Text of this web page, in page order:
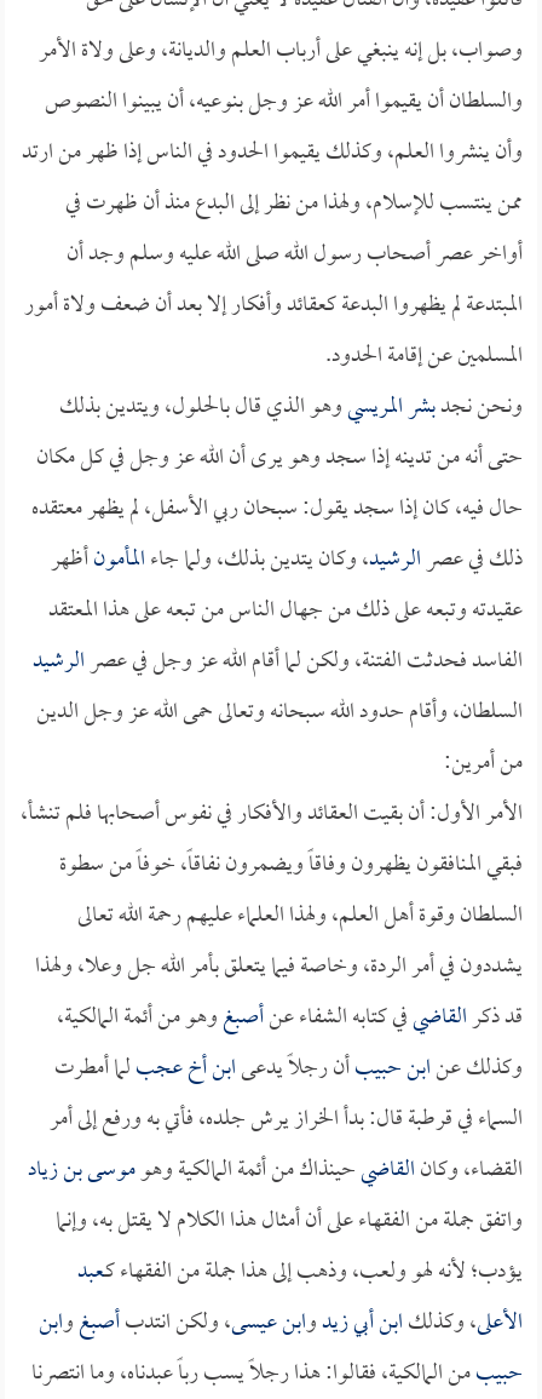
وصواب، بل إنه ينبغي على أرباب العلم والديانة، وعلى ولاة الأمر
والسلطان أن يقيموا أمر الله عز وجل بنوعيه، أن يبينوا النصوص
وأن ينشروا العلم، وكذلك يقيموا الحدود في الناس إذا ظهر من ارتد
ممن ينتسب للإسلام، ولهذا من نظر إلى البدع منذ أن ظهرت في
أواخر عصر أصحاب رسول الله صلى الله عليه وسلم وجد أن
المبتدعة لم يظهروا البدعة كعقائد وأفكار إلا بعد أن ضعف ولاة أمور
المسلمين عن إقامة الحدود.
ونحن نجدبشر المريسيوهو الذي قال بالحلول، ويتدين بذلك
حتى أنه من تدينه إذا سجد وهو يرى أن الله عز وجل في كل مكان
حال فيه، كان إذا سجد يقول: سبحان ربي الأسفل، لم يظهر معتقده
ذلك في عصرالرشيد، وكان يتدين بذلك، ولما جاءالمأمونأظهر
عقيدته وتبعه على ذلك من جهال الناس من تبعه على هذا المعتقد
الفاسد فحدثت الفتنة، ولكن لما أقام الله عز وجل في عصرالرشيد
السلطان، وأقام حدود الله سبحانه وتعالى حمى الله عز وجل الدين
من أمرين:
الأمر الأول: أن بقيت العقائد والأفكار في نفوس أصحابها فلم تنشأ،
فبقي المنافقون يظهرون وفاقاً ويضمرون نفاقاً، خوفاً من سطوة
السلطان وقوة أهل العلم، ولهذا العلماء عليهم رحمة الله تعالى
يشددون في أمر الردة، وخاصة فيما يتعلق بأمر الله جل وعلا، ولهذا
قد ذكرالقاضيفي كتابه الشفاء عنأصبغوهو من أئمة المالكية،
وكذلك عنابن حبيبأن رجلاً يدعىابن أخ عجبلما أمطرت
السماء في قرطبة قال: بدأ الخراز يرش جلده، فأتي به ورفع إلى أمر
القضاء، وكانالقاضيحينذاك من أئمة المالكية وهوموسى بن زياد
واتفق جملة من الفقهاء على أن أمثال هذا الكلام لا يقتل به، وإنما
يؤدب؛ لأنه لهو ولعب، وذهب إلى هذا جملة من الفقهاء كـعبد
الأعلى، وكذلكابن أبي زيدوابن عيسى، ولكن انتدبأصبغوابن
حبيبمن المالكية، فقالوا: هذا رجلاً يسب رباً عبدناه، وما انتصرنا